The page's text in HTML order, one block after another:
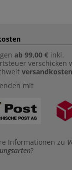
ab 99,00 € inkl.
verschicken
mit
Informationen zu
?